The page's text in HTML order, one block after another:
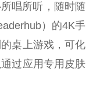
唱所听，随时随
）的4K手
桌上游戏，可化
过应用专用皮肤